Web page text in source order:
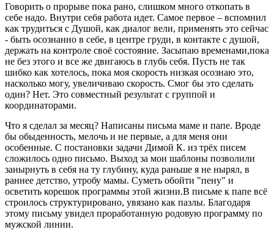
Говорить о прорыве пока рано, слишком много откопать в
себе надо. Внутри себя работа идет. Самое первое – вспомнил
как трудиться с Душой, как диалог вели, применять это сейчас
- быть осознанно в себе, в центре груди, в контакте с душой,
держать на контроле своё состояние. Засыпаю временами,пока
не без этого и все же двигаюсь в глубь себя. Пусть не так
шибко как хотелось, пока моя скорость низкая осознаю это,
насколько могу, увеличиваю скорость. Смог бы это сделать
один? Нет. Это совместный результат с группой и
координаторами.
Что я сделал за месяц? Написаны письма маме и папе. Вроде
бы обыденность, мелочь и не первые, а для меня они
особенные. С постановки задачи Димой К. из трёх писем
сложилось одно письмо. Выход за мои шаблоны позволили
занырнуть в себя на ту глубину, куда раньше я не нырял, в
раннее детство, утробу мамы. Суметь обойти "пену" и
осветить корешок программы этой жизни.В письме к папе всё
строилось структурировано, увязано как пазлы. Благодаря
этому письму увидел проработанную родовую программу по
мужской линии.